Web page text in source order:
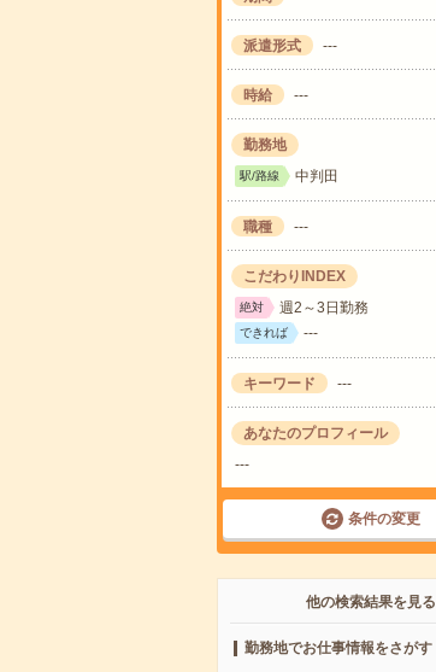
派遣形式 ---
時給 ---
勤務地
駅/路線 中判田
職種 ---
こだわりINDEX
絶対 週2～3日勤務
できれば ---
キーワード ---
あなたのプロフィール
---
条件の変更
他の検索結果を見る
勤務地でお仕事情報をさがす